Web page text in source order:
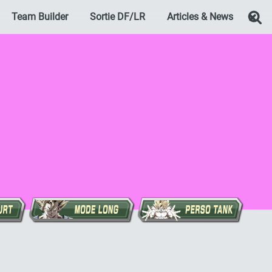
Team Builder Sortie DF/LR Articles & News